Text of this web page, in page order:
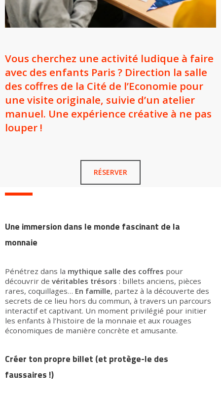
Vous cherchez une activité ludique à faire
avec des enfants Paris ? Direction la salle
des coffres de la Cité de l’Economie pour
une visite originale, suivie d’un atelier
manuel. Une expérience créative à ne pas
louper !
RÉSERVER
Une immersion dans le monde fascinant de la
monnaie
Pénétrez dans la mythique salle des coffres pour
découvrir de véritables trésors : billets anciens, pièces
rares, coquillages… En famille, partez à la découverte des
secrets de ce lieu hors du commun, à travers un parcours
interactif et captivant. Un moment privilégié pour initier
les enfants à l’histoire de la monnaie et aux rouages
économiques de manière concrète et amusante.
Créer ton propre billet (et protège-le des
faussaires !)